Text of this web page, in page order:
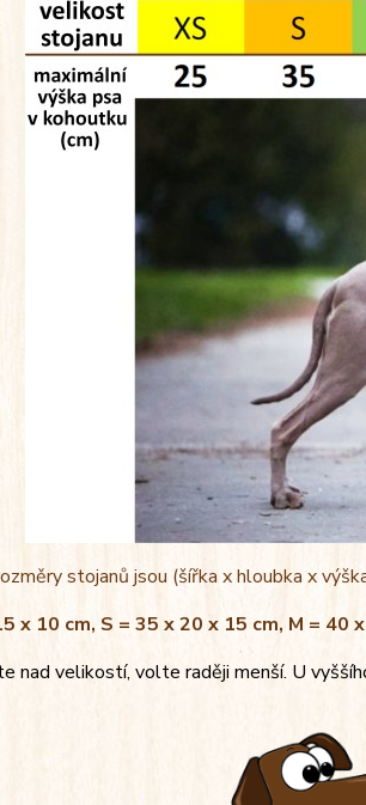
stojanů jsou (šířka x hloubka x
x 10 cm, S = 35 x 20 x 15 cm, M = 40
nad velikostí, volte raději menší. U